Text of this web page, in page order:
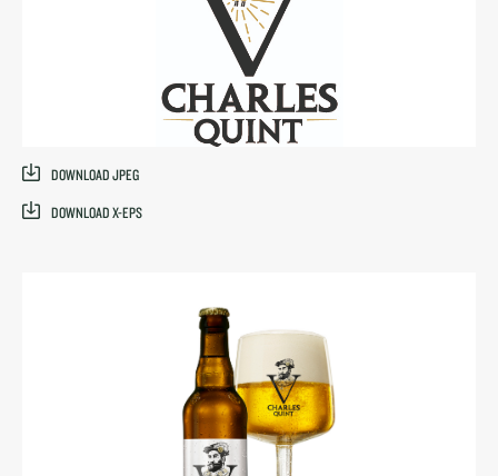
DOWNLOAD JPEG
DOWNLOAD X-EPS